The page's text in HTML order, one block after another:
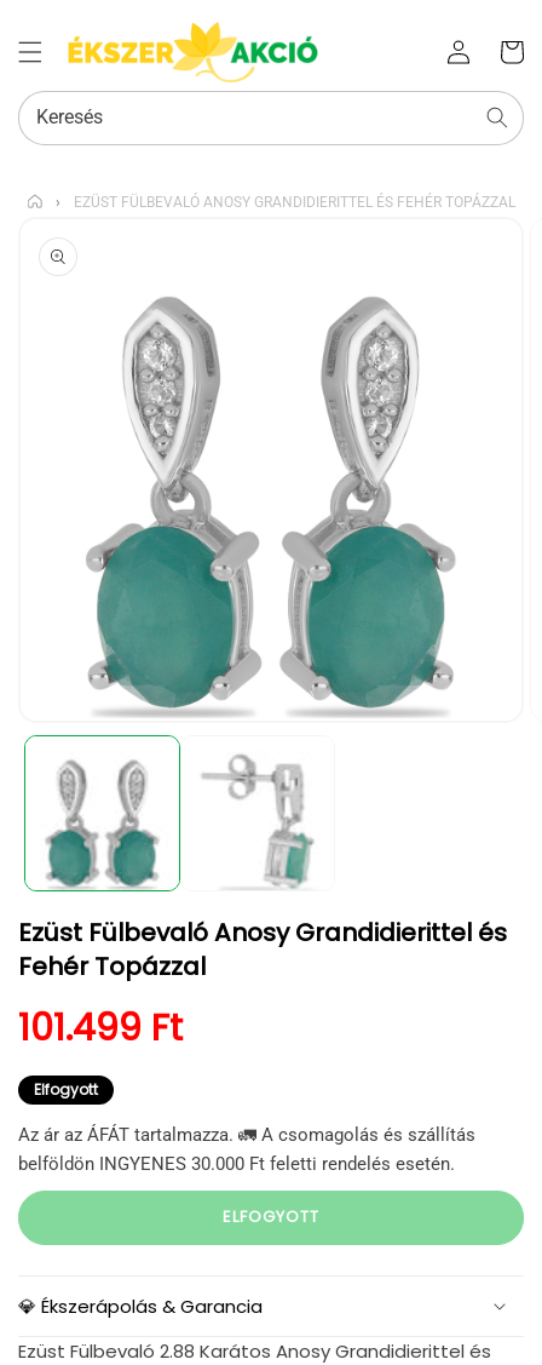
Bejelentkezés
kosara
Keresés
› EZÜST FÜLBEVALÓ ANOSY GRANDIDIERITTEL ÉS FEHÉR TOPÁZZAL
UGRÁS A
TERMÉKADATOKRA
médiafájl
megnyitása
modális
párbeszédpanelen
Ezüst Fülbevaló Anosy Grandidierittel és
Fehér Topázzal
Normál ár
101.499 Ft
Elfogyott
Az ár az ÁFÁT tartalmazza. 🚛 A csomagolás és szállítás
belföldön INGYENES 30.000 Ft feletti rendelés esetén.
ELFOGYOTT
💎 Ékszerápolás & Garancia
Ezüst Fülbevaló 2.88 Karátos Anosy Grandidierittel és